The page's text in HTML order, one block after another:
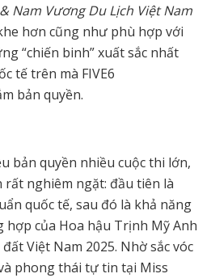
Nam Vương Du Lịch Việt Nam
hơn cũng như phù hợp với
“chiến binh” xuất sắc nhất
tế trên mà FIVE6
bản quyền.
bản quyền nhiều cuộc thi lớn,
rất nghiêm ngặt: đầu tiên là
quốc tế, sau đó là khả năng
của Hoa hậu Trịnh Mỹ Anh
Việt Nam 2025. Nhờ sắc vóc
phong thái tự tin tại Miss